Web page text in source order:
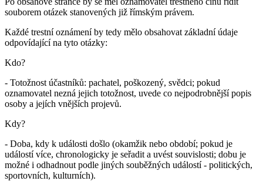
souborem otázek stanovených již římským právem.
Každé trestní oznámení by tedy mělo obsahovat základní údaje
odpovídající na tyto otázky:
Kdo?
- Totožnost účastníků: pachatel, poškozený, svědci; pokud
oznamovatel nezná jejich totožnost, uvede co nejpodrobnější popis
osoby a jejích vnějších projevů.
Kdy?
- Doba, kdy k události došlo (okamžik nebo období; pokud je
událostí více, chronologicky je seřadit a uvést souvislosti; dobu je
možné i odhadnout podle jiných souběžných událostí - politických,
sportovních, kulturních).